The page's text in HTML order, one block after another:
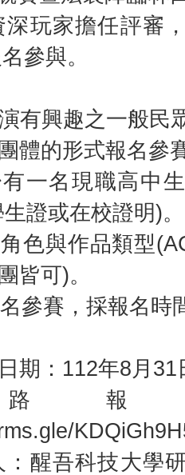
深玩家擔任評審
參與。
有興趣之一般民
體的形式報名參
一名現職高中
證或在校證明)。
色與作品類型
皆可)。
參賽，採報名時
期：112年8月31
報
：醒吾科技大學